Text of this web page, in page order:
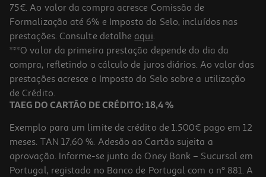
75€. Ao valor da compra acresce Comissão de
Formalização até 6% e Imposto do Selo, incluídos nas
prestações. Consulte detalhe aqui.
***O valor da primeira prestação depende do dia da
compra, refletindo o cálculo de juros diários. Ao valor das
prestações acresce o Imposto do Selo sobre a utilização
de Crédito.
TAEG DO CARTÃO DE CRÉDITO: 18,4 %
Exemplo para um limite de crédito de 1.500€ pago em 12
meses. TAN 17,60 %. Adesão ao Cartão sujeita a
aprovação. Informe-se junto do Oney Bank – Sucursal em
Portugal, registado no Banco de Portugal com o nº 881. A